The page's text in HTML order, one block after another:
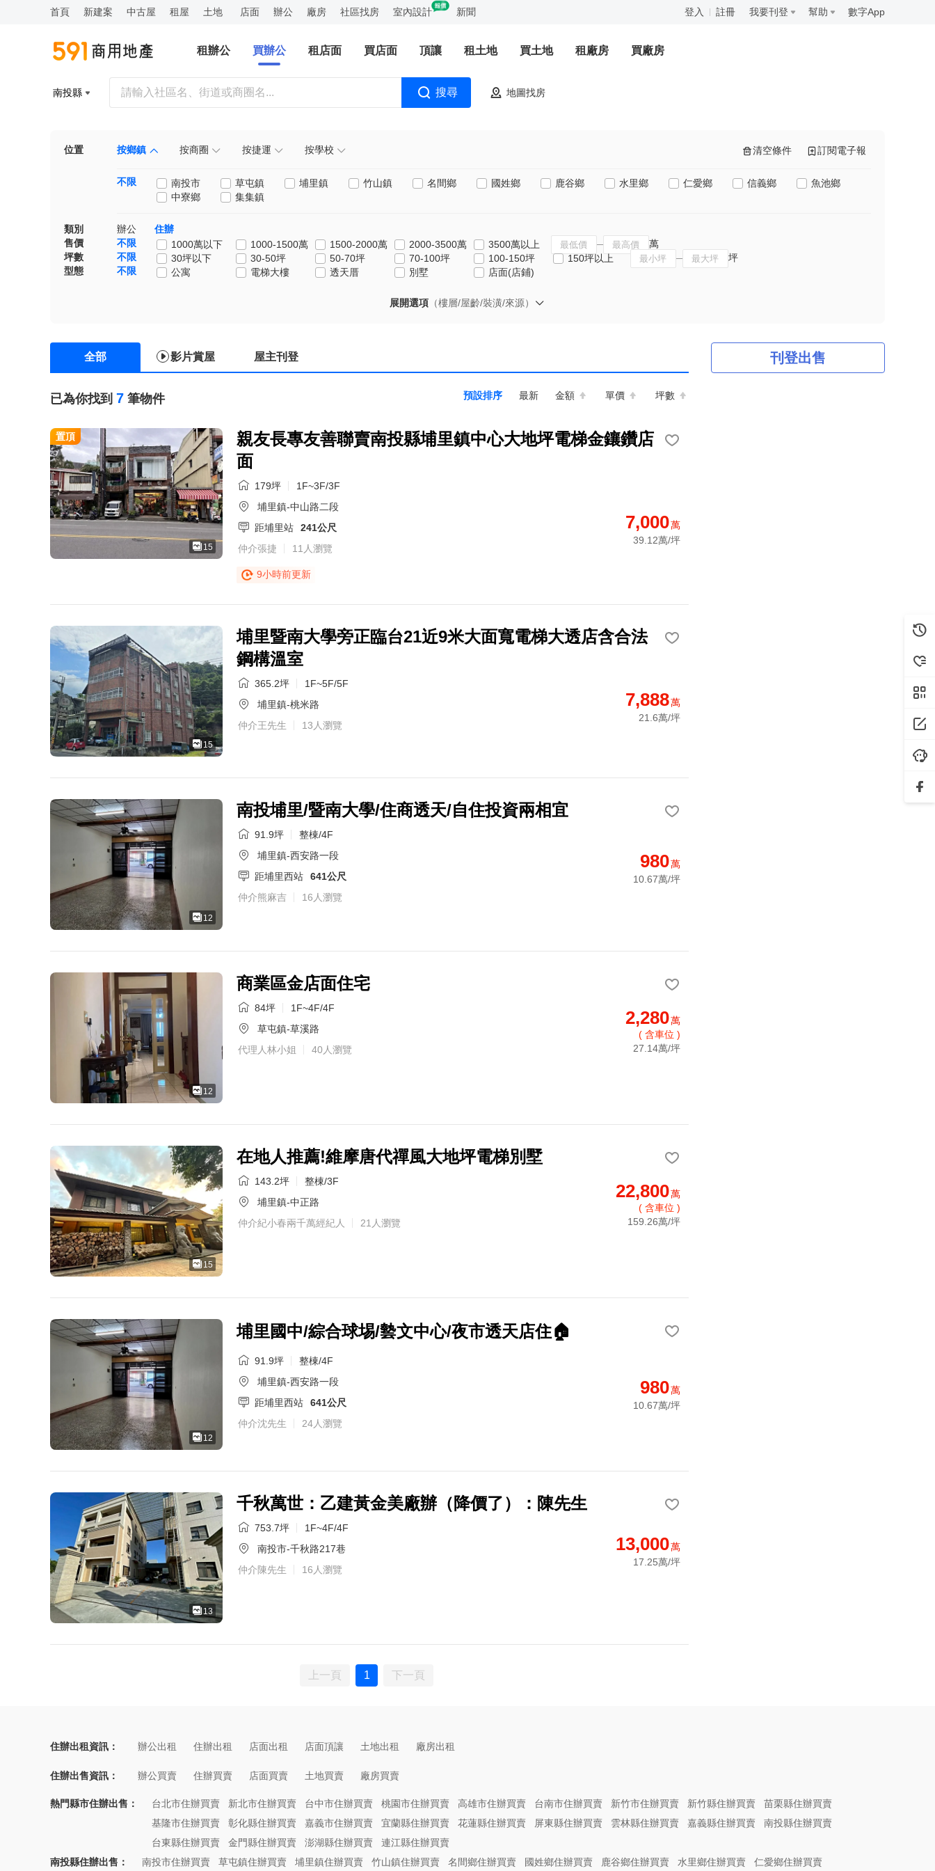
首頁 新建案 中古屋 租屋 土地 店面 辦公 廠房 社區找房 室內設計 新聞 登入 註冊 我要刊登 幫助 數字App
租辦公 買辦公 租店面 買店面 頂讓 租土地 買土地 租廠房 買廠房
南投縣 搜尋 地圖找房
清空條件 訂閱電子報
位置 按鄉鎮 按商圈 按捷運 按學校
不限 南投市 草屯鎮 埔里鎮 竹山鎮 名間鄉 國姓鄉 鹿谷鄉 水里鄉 仁愛鄉 信義鄉
魚池鄉
中寮鄉
集集鎮
類別 辦公
住辦
售價
不限 1000萬以下 1000-1500萬 1500-2000萬 2000-3500萬 3500萬以上
萬
坪數
不限 30坪以下 30-50坪 50-70坪 70-100坪 100-150坪 150坪以上
坪
型態
不限 公寓 電梯大樓 透天厝 別墅 店面(店鋪)
展開選項 （樓層/屋齡/裝潢/來源）
全部 影片賞屋 屋主刊登
已為你找到 7 筆物件 預設排序 最新 金額 單價 坪數
置頂
15
親友長專友善聯賣南投縣埔里鎮中心大地坪電梯金鑲鑽店
面
179坪
1F~3F/3F
埔里鎮-中山路二段
距埔里站
241公尺
仲介張捷
11人瀏覽
9小時前更新
7,000萬
39.12萬/坪
15
埔里暨南大學旁正臨台21近9米大面寬電梯大透店含合法
鋼構溫室
365.2坪
1F~5F/5F
埔里鎮-桃米路
仲介王先生
13人瀏覽
7,888萬
21.6萬/坪
12
南投埔里/暨南大學/住商透天/自住投資兩相宜
91.9坪
整棟/4F
埔里鎮-西安路一段
距埔里西站
641公尺
仲介熊麻吉
16人瀏覽
980萬
10.67萬/坪
12
商業區金店面住宅
84坪
1F~4F/4F
草屯鎮-草溪路
代理人林小姐
40人瀏覽
2,280萬
( 含車位 )
27.14萬/坪
15
在地人推薦!維摩唐代禪風大地坪電梯別墅
143.2坪
整棟/3F
埔里鎮-中正路
仲介紀小春兩千萬經紀人
21人瀏覽
22,800萬
( 含車位 )
159.26萬/坪
12
埔里國中/綜合球埸/㙯文中心/夜市透天店住🏠
91.9坪
整棟/4F
埔里鎮-西安路一段
距埔里西站
641公尺
仲介沈先生
24人瀏覽
980萬
10.67萬/坪
13
千秋萬世：乙建黃金美廠辦（降價了）：陳先生
753.7坪
1F~4F/4F
南投市-千秋路217巷
仲介陳先生
16人瀏覽
13,000萬
17.25萬/坪
上一頁 1 下一頁
刊登出售
住辦出租資訊： 辦公出租 住辦出租 店面出租 店面頂讓 土地出租 廠房出租
住辦出售資訊： 辦公買賣 住辦買賣 店面買賣 土地買賣 廠房買賣
熱門縣市住辦出售： 台北市住辦買賣 新北市住辦買賣 台中市住辦買賣 桃園市住辦買賣 高雄市住辦買賣 台南市住辦買賣 新竹市住辦買賣 新竹縣住辦買賣
苗栗縣住辦買賣
基隆市住辦買賣
彰化縣住辦買賣 嘉義市住辦買賣 宜蘭縣住辦買賣 花蓮縣住辦買賣 屏東縣住辦買賣 雲林縣住辦買賣 嘉義縣住辦買賣
南投縣住辦買賣
台東縣住辦買賣
金門縣住辦買賣 澎湖縣住辦買賣
連江縣住辦買賣
南投縣住辦出售：
南投市住辦買賣 草屯鎮住辦買賣 埔里鎮住辦買賣 竹山鎮住辦買賣 名間鄉住辦買賣 國姓鄉住辦買賣 鹿谷鄉住辦買賣 水里鄉住辦買賣 仁愛鄉住辦買賣